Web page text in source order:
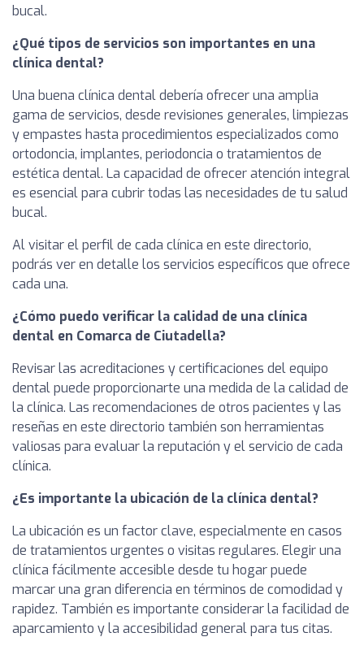
bucal.
¿Qué tipos de servicios son importantes en una
clínica dental?
Una buena clínica dental debería ofrecer una amplia
gama de servicios, desde revisiones generales, limpiezas
y empastes hasta procedimientos especializados como
ortodoncia, implantes, periodoncia o tratamientos de
estética dental. La capacidad de ofrecer atención integral
es esencial para cubrir todas las necesidades de tu salud
bucal.
Al visitar el perfil de cada clínica en este directorio,
podrás ver en detalle los servicios específicos que ofrece
cada una.
¿Cómo puedo verificar la calidad de una clínica
dental en Comarca de Ciutadella?
Revisar las acreditaciones y certificaciones del equipo
dental puede proporcionarte una medida de la calidad de
la clínica. Las recomendaciones de otros pacientes y las
reseñas en este directorio también son herramientas
valiosas para evaluar la reputación y el servicio de cada
clínica.
¿Es importante la ubicación de la clínica dental?
La ubicación es un factor clave, especialmente en casos
de tratamientos urgentes o visitas regulares. Elegir una
clínica fácilmente accesible desde tu hogar puede
marcar una gran diferencia en términos de comodidad y
rapidez. También es importante considerar la facilidad de
aparcamiento y la accesibilidad general para tus citas.